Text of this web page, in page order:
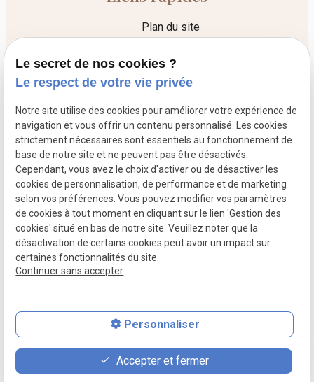
Plan du site
Politique de confidentialité
Gestion des cookies
Liens utiles
Le cabinet
Les honoraires
L'acte d'avocat
Convention de procédure participative
place
Plan d'accès
contact_page
Contact
phone
04 81 68 45 90
Le secret de nos cookies ?
Le respect de votre vie privée
Notre site utilise des cookies pour améliorer votre expérience de
navigation et vous offrir un contenu personnalisé. Les cookies
strictement nécessaires sont essentiels au fonctionnement de
base de notre site et ne peuvent pas être désactivés.
Cependant, vous avez le choix d'activer ou de désactiver les
cookies de personnalisation, de performance et de marketing
selon vos préférences. Vous pouvez modifier vos paramètres
de cookies à tout moment en cliquant sur le lien 'Gestion des
cookies' situé en bas de notre site. Veuillez noter que la
désactivation de certains cookies peut avoir un impact sur
certaines fonctionnalités du site.
Continuer sans accepter
Personnaliser
Accepter et fermer